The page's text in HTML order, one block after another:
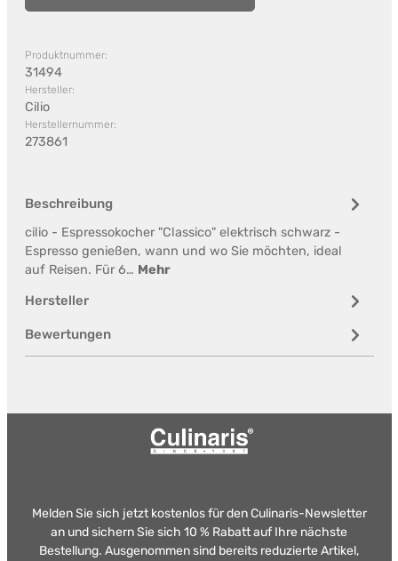
Produktnummer:
31494
Hersteller:
Cilio
Herstellernummer:
273861
Beschreibung
cilio - Espressokocher "Classico" elektrisch schwarz -
Espresso genießen, wann und wo Sie möchten, ideal
auf Reisen. Für 6… Mehr
Hersteller
Bewertungen
Melden Sie sich jetzt kostenlos für den Culinaris-Newsletter
an und sichern Sie sich 10 % Rabatt auf Ihre nächste
Bestellung. Ausgenommen sind bereits reduzierte Artikel,